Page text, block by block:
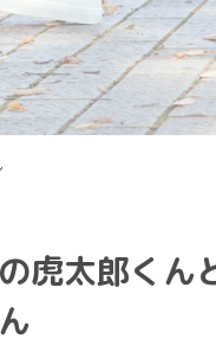
虎太郎くん